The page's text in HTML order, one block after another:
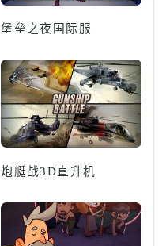
堡垒之夜国际服
炮艇战3D直升机